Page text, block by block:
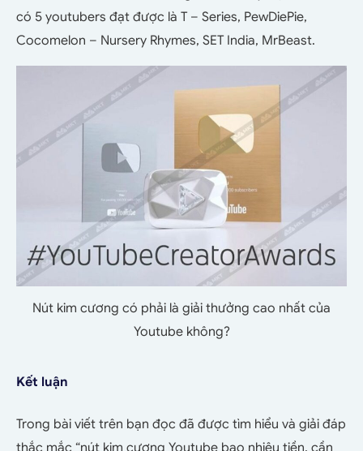
có 5 youtubers đạt được là T – Series, PewDiePie,
Cocomelon – Nursery Rhymes, SET India, MrBeast.
Nút kim cương có phải là giải thưởng cao nhất của
Youtube không?
Kết luận
Trong bài viết trên bạn đọc đã được tìm hiểu và giải đáp
thắc mắc “nút kim cương Youtube bao nhiêu tiền, cần